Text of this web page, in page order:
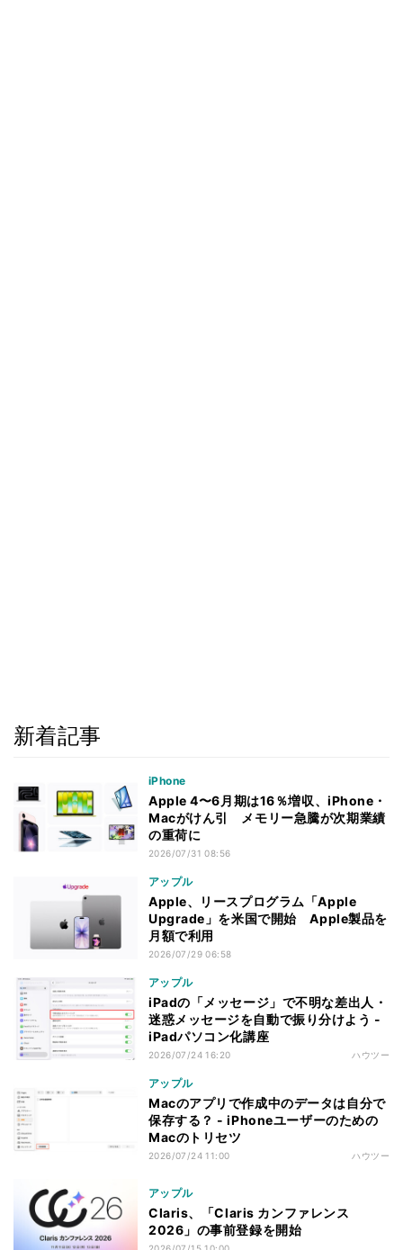
新着記事
iPhone
Apple 4〜6月期は16％増収、iPhone・
Macがけん引 メモリー急騰が次期業績
の重荷に
2026/07/31 08:56
アップル
Apple、リースプログラム「Apple
Upgrade」を米国で開始 Apple製品を
月額で利用
2026/07/29 06:58
アップル
iPadの「メッセージ」で不明な差出人・
迷惑メッセージを自動で振り分けよう -
iPadパソコン化講座
2026/07/24 16:20 ハウツー
アップル
Macのアプリで作成中のデータは自分で
保存する？ - iPhoneユーザーのための
Macのトリセツ
2026/07/24 11:00 ハウツー
アップル
Claris、「Claris カンファレンス
2026」の事前登録を開始